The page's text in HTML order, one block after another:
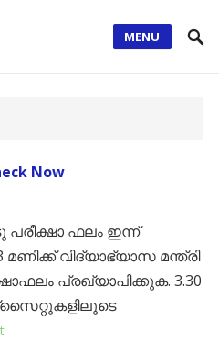
MENU
Now
ഫലം ഇന്ന്
മണിക്ക് വിദ്യാഭ്യാസ മന്ത്രി
പ്രഖ്യാപിക്കുക. 3.30